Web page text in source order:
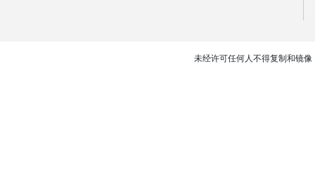
未经许可任何人不得复制和镜